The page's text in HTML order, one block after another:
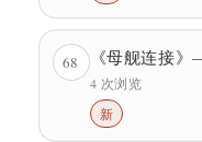
68 《母舰连接
4 次浏览
新